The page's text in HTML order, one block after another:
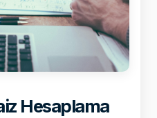
Hesaplama